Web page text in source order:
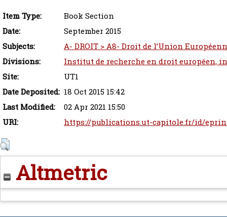
Item Type:
Book Section
Date:
September 2015
Subjects:
A- DROIT > A8- Droit de l’Union
Divisions:
Institut de recherche en droit européen,
Site:
UT1
Date Deposited: 18 Oct 2015 15:42
Last Modified:
02 Apr 2021 15:50
URI:
https://publications.ut-capitole.fr/id/
Altmetric